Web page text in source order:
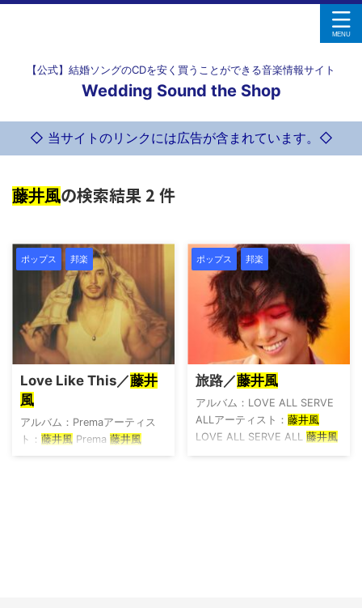
【公式】結婚ソングのCDを安く買うことができる音楽情報サイト
Wedding Sound the Shop
◇ 当サイトのリンクには広告が含まれています。◇
藤井風の検索結果 2 件
ポップス 邦楽
Love Like This／藤井
風
アルバム：Premaアーティス
ト： 藤井風 Prema 藤井風
Amazon 楽天市場 Yahoo!ショ
ポップス 邦楽
旅路／藤井風
アルバム：LOVE ALL SERVE
ALLアーティスト： 藤井風
LOVE ALL SERVE ALL 藤井風
Amazon 楽天市場 Yahoo!ショ